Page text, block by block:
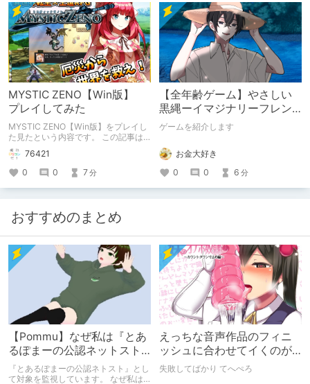
MYSTIC ZENO【Win版】
プレイしてみた
MYSTIC ZENO【Win版】をプレイし
た見たという内容です。 この記事は
通常のクリエイターズ記事です。
76421
0
0 7分
【全年齢ゲーム】やさしい
黒縄ーイマジナリーフレン
ドの「彼」と過ごすおぼん
ゲームを紹介します
お金大好き
0
0 6 分
おすすめのまとめ
【Pommu】なぜ私は『とあ
るぽまーの公認ネットスト
ーカー』になったのか【出
会い編】
『とあるぽまーの公認ネトスト』とし
て対象を監視しています。 なぜ私は
えっちな音声作品のフィニ
ッシュに合わせてイくのが
下手すぎる【失敗した話】
失敗してばかり てへぺろ